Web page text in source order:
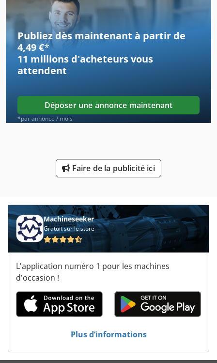
Machine De Construction
Machine De Fabrication
Machine De Finition
Machine De Menuiserie
Machine De Rassemblement
Machine De Tour
Machines De Construction De Route
Machines De Nettoyage
Machines De Taillage
Voiture
Véhicule De Travail
Véhicules
Véhicules De Sauvetage
Véhicules Tout Terrain
Électro-Hydrauliques
Publiez dès maintenant à partir de
4,49 €*
11 millions d'acheteursvous
attendent
Déposer une annonce maintenant
*par annonce / mois
Faire de la publicité ici
Machineseeker
Gratuit sur le store
L'application numéro 1 pour les machines
d'occasion !
Plus d’informations